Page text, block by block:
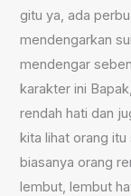
gitu ya, ada
mendengarkan
mendengar
karakter ini
rendah hati dan
kita lihat orang
biasanya orang
lembut, lembut